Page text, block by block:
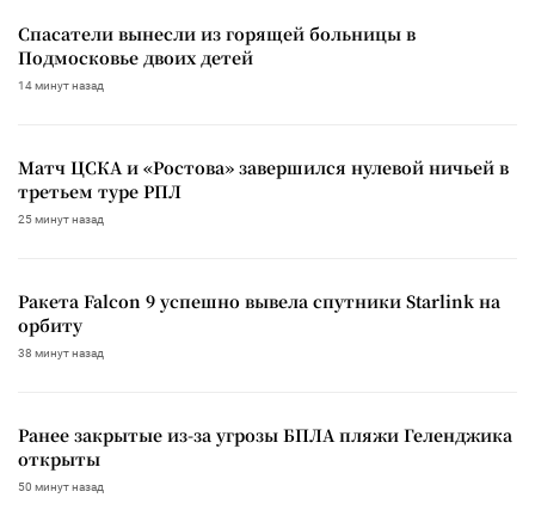
Спасатели вынесли из горящей больницы в
Подмосковье двоих детей
14 минут назад
Матч ЦСКА и «Ростова» завершился нулевой ничьей в
третьем туре РПЛ
25 минут назад
Ракета Falcon 9 успешно вывела спутники Starlink на
орбиту
38 минут назад
Ранее закрытые из-за угрозы БПЛА пляжи Геленджика
открыты
50 минут назад